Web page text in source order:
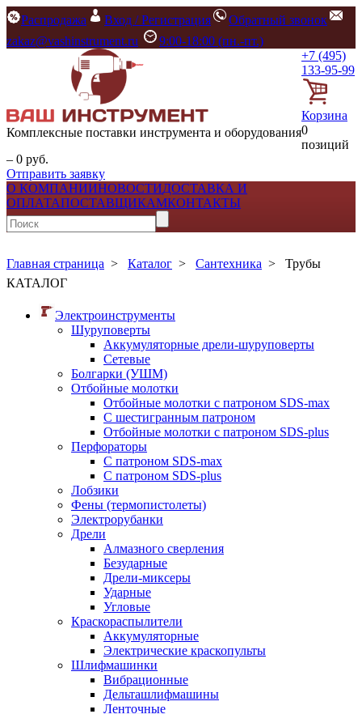
Распродажа Вход / Регистрация
Обратный звонок
zakaz@vashinstrument.ru
9:00-18:00 (пн.-пт.)
Комплексные поставки инструмента и оборудования
+7 (495)
133-95-99
Корзина
0
позиций
– 0 руб.
Отправить заявку
О КОМПАНИИНОВОСТИДОСТАВКА И
ОПЛАТАПОСТАВЩИКАМКОНТАКТЫ
Главная страница > Каталог > Сантехника > Трубы
КАТАЛОГ
Электроинструменты
Шуруповерты
Аккумуляторные дрели-шуруповерты
Сетевые
Болгарки (УШМ)
Отбойные молотки
Отбойные молотки с патроном SDS-max
С шестигранным патроном
Отбойные молотки с патроном SDS-plus
Перфораторы
С патроном SDS-max
С патроном SDS-plus
Лобзики
Фены (термопистолеты)
Электрорубанки
Дрели
Алмазного сверления
Безударные
Дрели-миксеры
Ударные
Угловые
Краскораспылители
Аккумуляторные
Электрические краскопульты
Шлифмашинки
Вибрационные
Дельташлифмашины
Ленточные